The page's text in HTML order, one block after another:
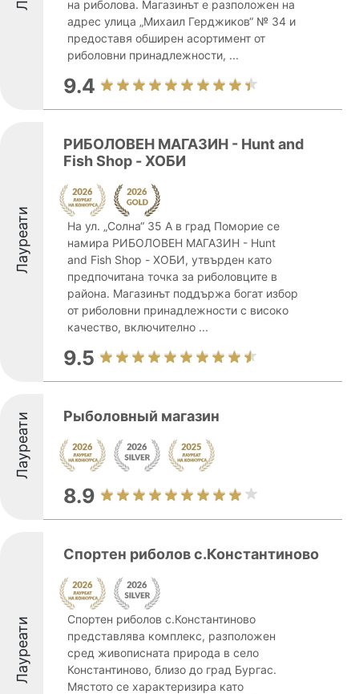
на риболова. Магазинът е разположен на
адрес улица „Михаил Герджиков“ № 34 и
предоставя обширен асортимент от
риболовни принадлежности, ...
9.4
Лауреати
РИБОЛОВЕН МАГАЗИН - Hunt and
Fish Shop - ХОБИ
На ул. „Солна“ 35 А в град Поморие се
намира РИБОЛОВЕН МАГАЗИН - Hunt
and Fish Shop - ХОБИ, утвърден като
предпочитана точка за риболовците в
района. Магазинът поддържа богат избор
от риболовни принадлежности с високо
качество, включително ...
9.5
Лауреати Рыболовный магазин
8.9
Лауреати
Спортен риболов с.Константиново
Спортен риболов с.Константиново
представлява комплекс, разположен
сред живописната природа в село
Константиново, близо до град Бургас.
Мястото се характеризира като